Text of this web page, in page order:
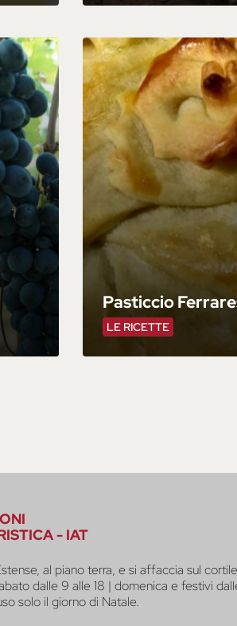
LE RICETTE
Pasticcio
- IAT
al piano terra, e si affaccia sul cortile
dalle 9 alle 18 | domenica e festivi
solo il giorno di Natale.